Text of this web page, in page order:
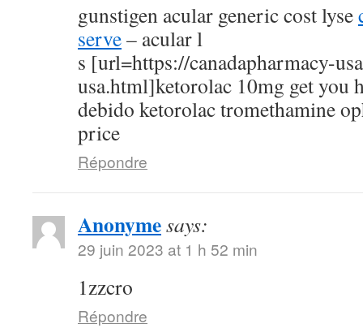
gunstigen acular generic cost lyse
serve– acular l
s [url=https://canadapharmacy-
usa.html]ketorolac 10mg get you
debido ketorolac tromethamine
price
Répondre
Anonymesays:
29 juin 2023 at 1 h 52 min
1zzcro
Répondre